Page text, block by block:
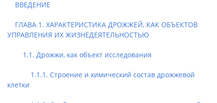
ВВЕДЕНИЕ
ГЛАВА 1. ХАРАКТЕРИСТИКА ДРОЖЖЕЙ, КАК ОБЪЕКТОВ
УПРАВЛЕНИЯ ИХ ЖИЗНЕДЕЯТЕЛЬНОСТЬЮ
1.1. Дрожжи, как объект исследования
1.1.1. Строение и химический состав дрожжевой
клетки